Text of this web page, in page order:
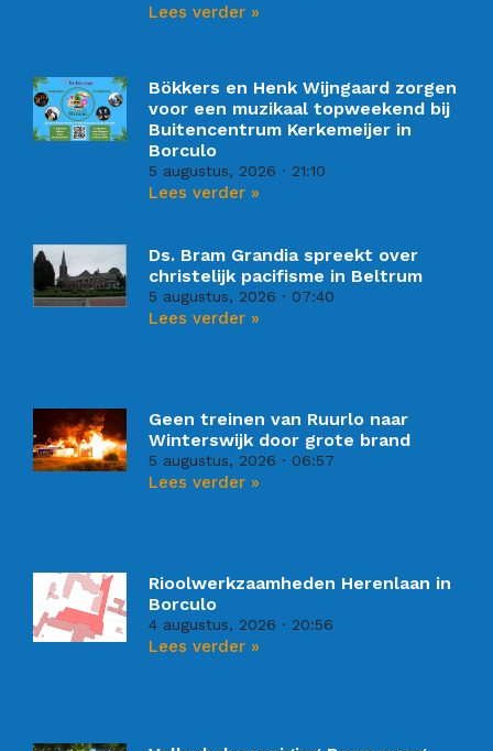
Lees verder »
Bökkers en Henk Wijngaard zorgen
voor een muzikaal topweekend bij
Buitencentrum Kerkemeijer in
Borculo
5 augustus, 2026 21:10
Lees verder »
Ds. Bram Grandia spreekt over
christelijk pacifisme in Beltrum
5 augustus, 2026 07:40
Lees verder »
Geen treinen van Ruurlo naar
Winterswijk door grote brand
5 augustus, 2026 06:57
Lees verder »
Rioolwerkzaamheden Herenlaan in
Borculo
4 augustus, 2026 20:56
Lees verder »